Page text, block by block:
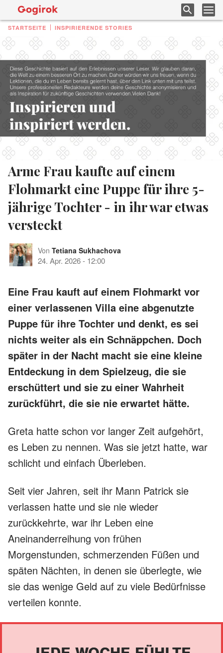
STARTSEITE INSPIRIERENDE STORIES
Arme Frau kaufte auf einem
Flohmarkt eine Puppe für ihre 5-
jährige Tochter - in ihr war etwas
versteckt
Von Tetiana Sukhachova
24. Apr. 2026- 12:00
Eine Frau kauft auf einem Flohmarkt vor
einer verlassenen Villa eine abgenutzte
Puppe für ihre Tochter und denkt, es sei
nichts weiter als ein Schnäppchen. Doch
später in der Nacht macht sie eine kleine
Entdeckung in dem Spielzeug, die sie
erschüttert und sie zu einer Wahrheit
zurückführt, die sie nie erwartet hätte.
Greta hatte schon vor langer Zeit aufgehört,
es Leben zu nennen. Was sie jetzt hatte, war
schlicht und einfach Überleben.
Seit vier Jahren, seit ihr Mann Patrick sie
verlassen hatte und sie nie wieder
zurückkehrte, war ihr Leben eine
Aneinanderreihung von frühen
Morgenstunden, schmerzenden Füßen und
späten Nächten, in denen sie überlegte, wie
sie das wenige Geld auf zu viele Bedürfnisse
verteilen konnte.